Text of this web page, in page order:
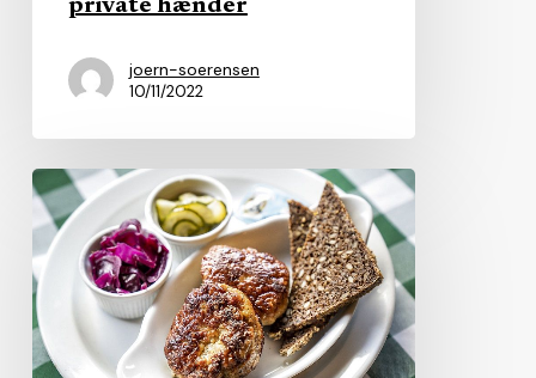
private
hænder
private hænder
joern-soerensen
10/11/2022
To
kommuners
opgavetyveri
stoppet
af
gammel